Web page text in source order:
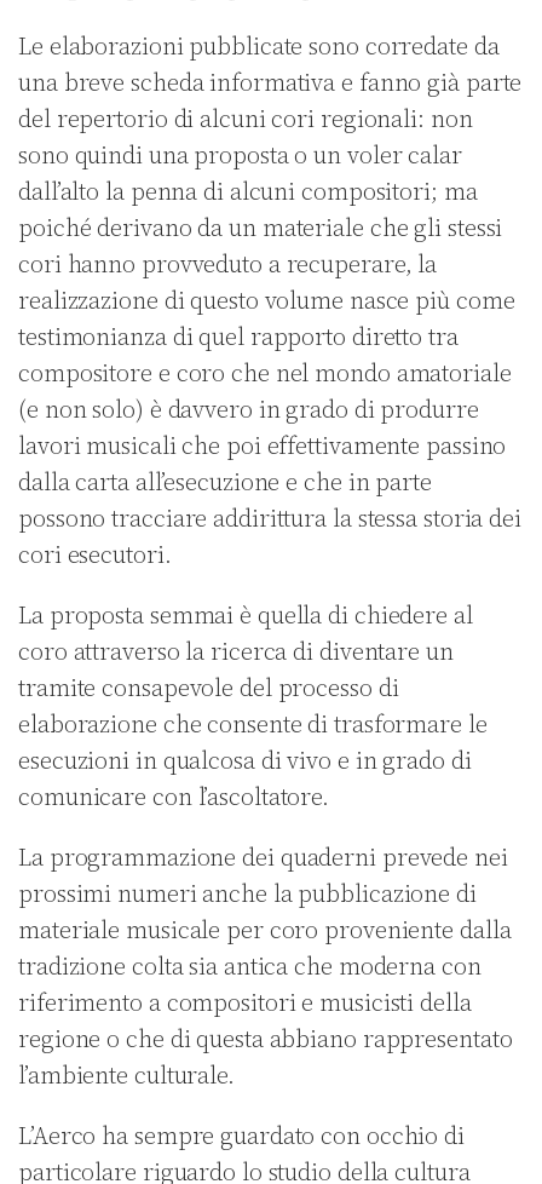
Le elaborazioni pubblicate sono corredate da
una breve scheda informativa e fanno già parte
del repertorio di alcuni cori regionali: non
sono quindi una proposta o un voler calar
dall’alto la penna di alcuni compositori; ma
poiché derivano da un materiale che gli stessi
cori hanno provveduto a recuperare, la
realizzazione di questo volume nasce più come
testimonianza di quel rapporto diretto tra
compositore e coro che nel mondo amatoriale
(e non solo) è davvero in grado di produrre
lavori musicali che poi effettivamente passino
dalla carta all’esecuzione e che in parte
possono tracciare addirittura la stessa storia dei
cori esecutori.
La proposta semmai è quella di chiedere al
coro attraverso la ricerca di diventare un
tramite consapevole del processo di
elaborazione che consente di trasformare le
esecuzioni in qualcosa di vivo e in grado di
comunicare con l’ascoltatore.
La programmazione dei quaderni prevede nei
prossimi numeri anche la pubblicazione di
materiale musicale per coro proveniente dalla
tradizione colta sia antica che moderna con
riferimento a compositori e musicisti della
regione o che di questa abbiano rappresentato
l’ambiente culturale.
L’Aerco ha sempre guardato con occhio di
particolare riguardo lo studio della cultura